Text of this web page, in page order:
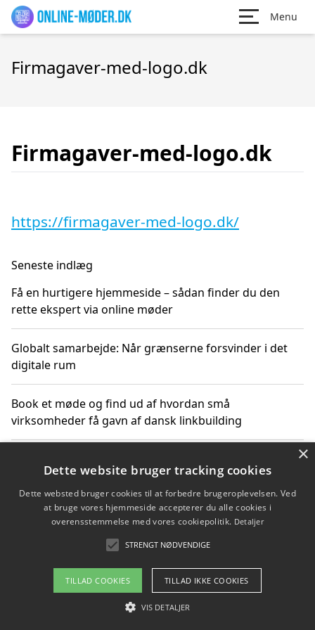
Menu
Firmagaver-med-logo.dk
Firmagaver-med-logo.dk
https://firmagaver-med-logo.dk/
Seneste indlæg
Få en hurtigere hjemmeside – sådan finder du den
rette ekspert via online møder
Globalt samarbejde: Når grænserne forsvinder i det
digitale rum
Book et møde og find ud af hvordan små
virksomheder få gavn af dansk linkbuilding
får du indgår et samarbejde
Hold et møde med en WordPress ekspert og vælg den
mest professionelle til at vedligeholde din løsning
Copyright 2026 - Pilanto Aps
Om / kontakt
×
Dette website bruger tracking cookies
Dette websted bruger cookies til at forbedre brugeroplevelsen. Ved
at bruge vores hjemmeside accepterer du alle cookies i
overensstemmelse med vores cookiepolitik. Detaljer
STRENGT NØDVENDIGE
TILLAD COOKIES TILLAD IKKE COOKIES
VIS DETALJER